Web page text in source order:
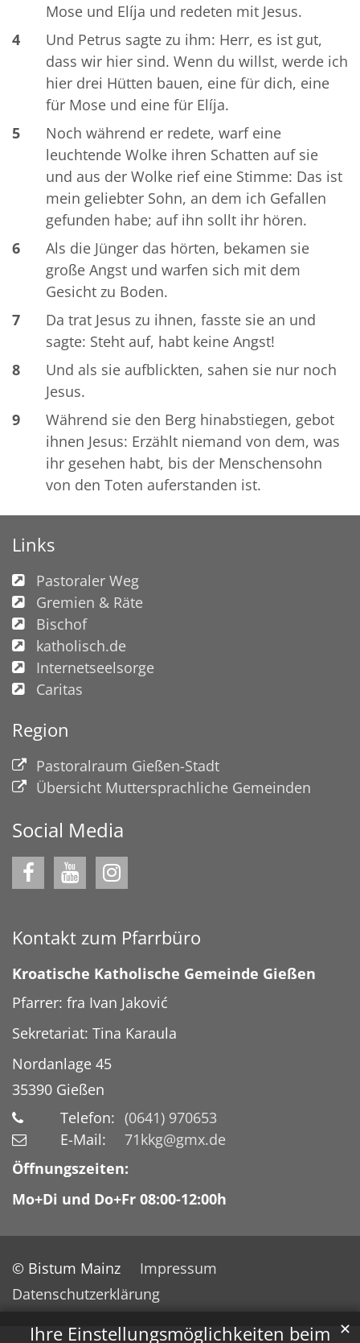
Ihre Einstellungsmöglichkeiten beim ✕
Mose und Elíja und redeten mit Jesus.
4
Und Petrus sagte zu ihm: Herr, es ist gut,
dass wir hier sind. Wenn du willst, werde ich
hier drei Hütten bauen, eine für dich, eine
für Mose und eine für Elíja.
5
Noch während er redete, warf eine
leuchtende Wolke ihren Schatten auf sie
und aus der Wolke rief eine Stimme: Das ist
mein geliebter Sohn, an dem ich Gefallen
gefunden habe; auf ihn sollt ihr hören.
6
Als die Jünger das hörten, bekamen sie
große Angst und warfen sich mit dem
Gesicht zu Boden.
7
Da trat Jesus zu ihnen, fasste sie an und
sagte: Steht auf, habt keine Angst!
8
Und als sie aufblickten, sahen sie nur noch
Jesus.
9
Während sie den Berg hinabstiegen, gebot
ihnen Jesus: Erzählt niemand von dem, was
ihr gesehen habt, bis der Menschensohn
von den Toten auferstanden ist.
Links
Pastoraler Weg
Gremien & Räte
Bischof
katholisch.de
Internetseelsorge
Caritas
Region
Pastoralraum Gießen-Stadt
Übersicht Muttersprachliche Gemeinden
Social Media
Kontakt zum Pfarrbüro
Kroatische Katholische Gemeinde Gießen
Pfarrer: fra Ivan Jaković
Sekretariat: Tina Karaula
Nordanlage 45
35390 Gießen
Telefon: (0641) 970653
E-Mail:
71kkg@gmx.de
Öffnungszeiten:
Mo+Di und Do+Fr 08:00-12:00h
© Bistum Mainz
Impressum
Datenschutzerklärung